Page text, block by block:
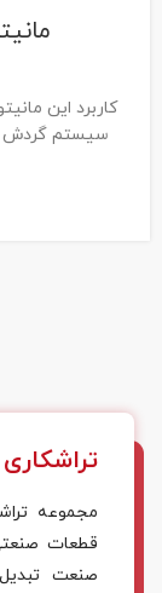
کاربرد این
مجموعه
قطعات
صنعت